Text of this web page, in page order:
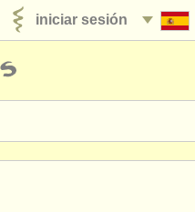
iniciar sesión